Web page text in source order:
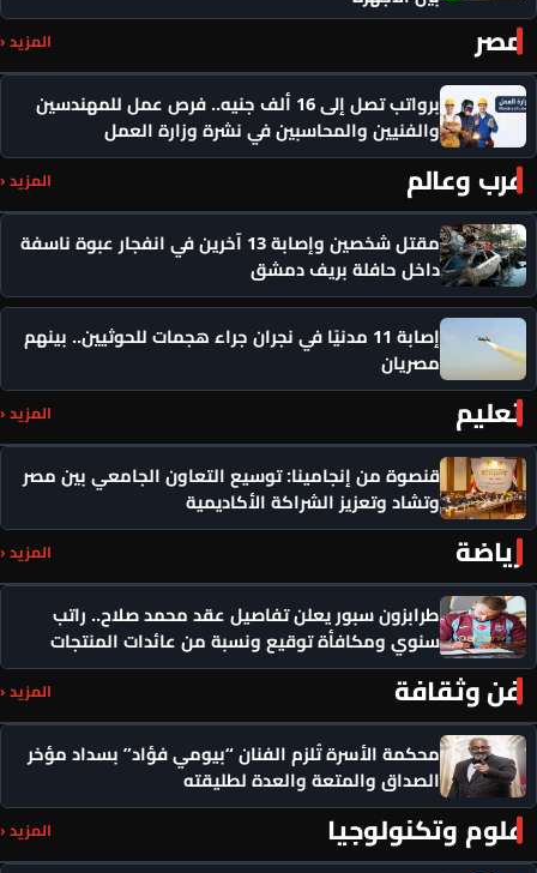
مصر المزيد ‹
برواتب تصل إلى 16 ألف جنيه.. فرص عمل للمهندسين
والفنيين والمحاسبين في نشرة وزارة العمل
عرب وعالم المزيد ‹
مقتل شخصين وإصابة 13 آخرين في انفجار عبوة ناسفة
داخل حافلة بريف دمشق
إصابة 11 مدنيًا في نجران جراء هجمات للحوثيين.. بينهم
مصريان
تعليم المزيد ‹
قنصوة من إنجامينا: توسيع التعاون الجامعي بين مصر
وتشاد وتعزيز الشراكة الأكاديمية
رياضة المزيد ‹
طرابزون سبور يعلن تفاصيل عقد محمد صلاح.. راتب
سنوي ومكافأة توقيع ونسبة من عائدات المنتجات
فن وثقافة المزيد ‹
محكمة الأسرة تُلزم الفنان “بيومي فؤاد” بسداد مؤخر
الصداق والمتعة والعدة لطليقته
علوم وتكنولوجيا المزيد ‹